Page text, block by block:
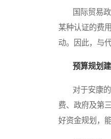
国际贸易政
某种认证的费
动。因此，与
预算规划
对于安康的
费、政府及第
好资金规划，